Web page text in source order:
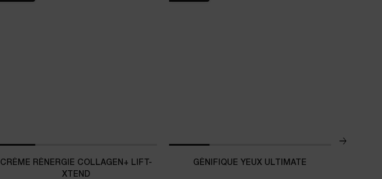
CRÈME RÉNERGIE COLLAGEN+ LIFT-
XTEND
GÉNIFIQUE YEUX ULTIMATE